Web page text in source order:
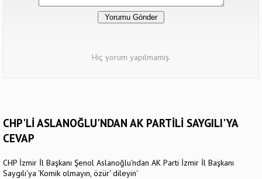
Hiç yorum yapılmamış.
CHP'Lİ ASLANOĞLU'NDAN AK PARTİLİ SAYGILI'YA
CEVAP
CHP İzmir İl Başkanı Şenol Aslanoğlu'ndan AK Parti İzmir İl Başkanı
Saygılı'ya 'Komik olmayın, özür' dileyin'